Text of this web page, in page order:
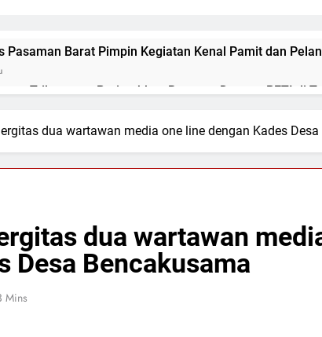
Pasaman Barat Pimpin Kegiatan Kenal Pamit dan
Tribawanto Perintahkan Respons Dugaan PETI di
Pasaman Barat Pimpin Upacara Sertijab Sejumlah
Pramuka 2026, Lapas Pasir Pengaraian Perkuat
Rohul Pimpin Bakti Sosial, Daur Ulang Aspal untuk
dua wartawan media one line dengan Kades
dua wartawan
Desa Bencakusama
Mins